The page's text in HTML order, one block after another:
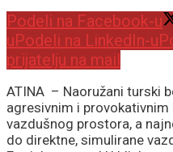
Podeli na Facebook-u
uPodeli na LinkedIn-u
prijatelju na mail
ATINA – Naoružani turski
agresivnim i
vazdušnog prostora, a
do direktne, simulirane